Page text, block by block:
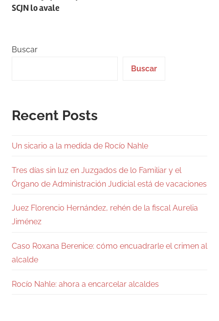
SCJN lo avale
Buscar
Buscar
Recent Posts
Un sicario a la medida de Rocío Nahle
Tres días sin luz en Juzgados de lo Familiar y el
Órgano de Administración Judicial está de vacaciones
Juez Florencio Hernández, rehén de la fiscal Aurelia
Jiménez
Caso Roxana Berenice: cómo encuadrarle el crimen al
alcalde
Rocío Nahle: ahora a encarcelar alcaldes